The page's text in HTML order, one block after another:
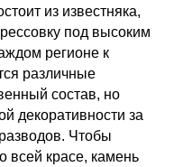
из известняка,
под высоким
регионе к
различные
состав, но
декоративности за
Чтобы
всей красе, камень